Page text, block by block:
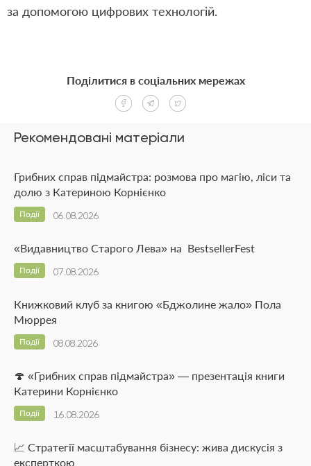
за допомогою цифрових технологій.
Рекомендовані матеріали
Грибних справ підмайстра: розмова про магію, ліси та
долю з Катериною Корнієнко
06.08.2026
Події
«Видавництво Старого Лева» на BestsellerFest
07.08.2026
Події
Книжковий клуб за книгою «Бджолине жало» Пола
Мюррея
08.08.2026
Події
🍄 «Грибних справ підмайстра» — презентація книги
Катерини Корнієнко
16.08.2026
Події
📈 Стратегії масштабування бізнесу: жива дискусія з
експерткою
Поділитися в соціальних мережах